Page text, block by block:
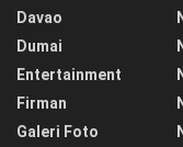
Davao
Dumai
Entertainment
Firman
Galeri Foto